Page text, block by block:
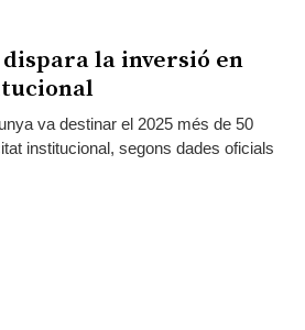
la inversió en
va destinar el 2025 més de 50
institucional, segons dades oficials